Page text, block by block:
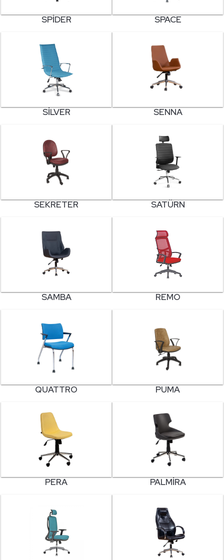
SPIDER SPACE
SILVER SENNA
SEKRETER SATÜRN
SAMBA REMO
QUATTRO PUMA
PERA PALMIRA